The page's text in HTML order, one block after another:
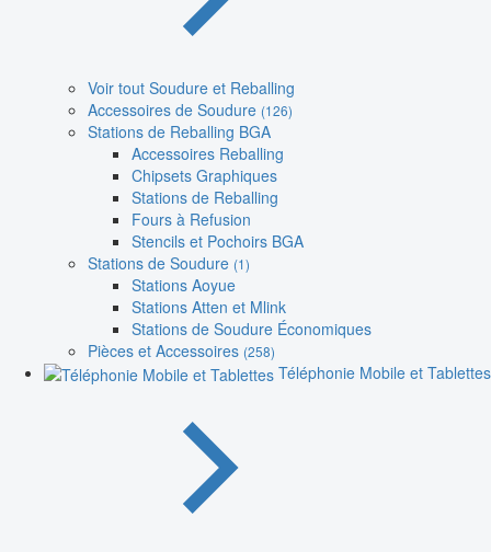
Voir tout Soudure et Reballing
Accessoires de Soudure (126)
Stations de Reballing BGA
Accessoires Reballing
Chipsets Graphiques
Stations de Reballing
Fours à Refusion
Stencils et Pochoirs BGA
Stations de Soudure (1)
Stations Aoyue
Stations Atten et Mlink
Stations de Soudure Économiques
Pièces et Accessoires (258)
Téléphonie Mobile et Tablettes